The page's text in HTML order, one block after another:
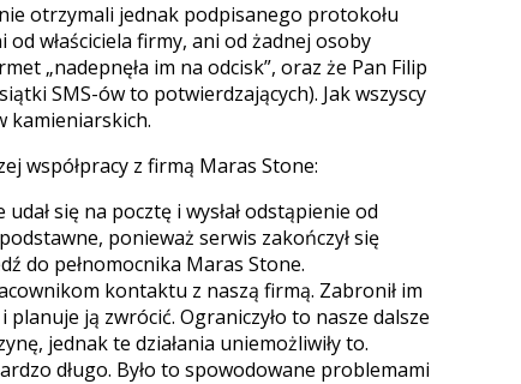
otrzymali jednak podpisanego protokołu
właściciela firmy, ani od żadnej osoby
„nadepnęła im na odcisk”, oraz że Pan Filip
SMS-ów to potwierdzających). Jak wszyscy
kamieniarskich.
współpracy z firmą Maras Stone:
się na pocztę i wysłał odstąpienie od
ponieważ serwis zakończył się
do pełnomocnika Maras Stone.
kontaktu z naszą firmą. Zabronił im
ją zwrócić. Ograniczyło to nasze dalsze
jednak te działania uniemożliwiły to.
długo. Było to spowodowane problemami